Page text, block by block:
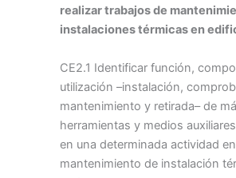
realizar trabajos de
instalaciones térmicas en
CE2.1 Identificar función,
utilización –instalación,
mantenimiento y retirada– de
herramientas y medios
en una determinada actividad
mantenimiento de instalación